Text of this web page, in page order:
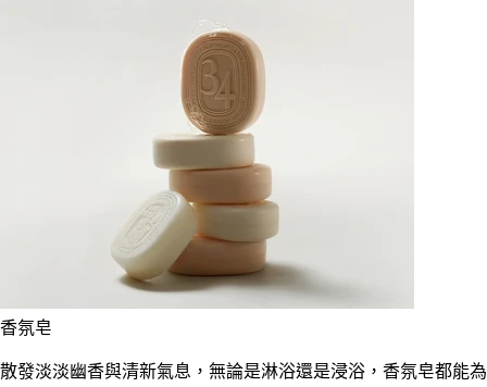
香氛皂
散發淡淡幽香與清新氣息，無論是淋浴還是浸浴，香氛皂都能為